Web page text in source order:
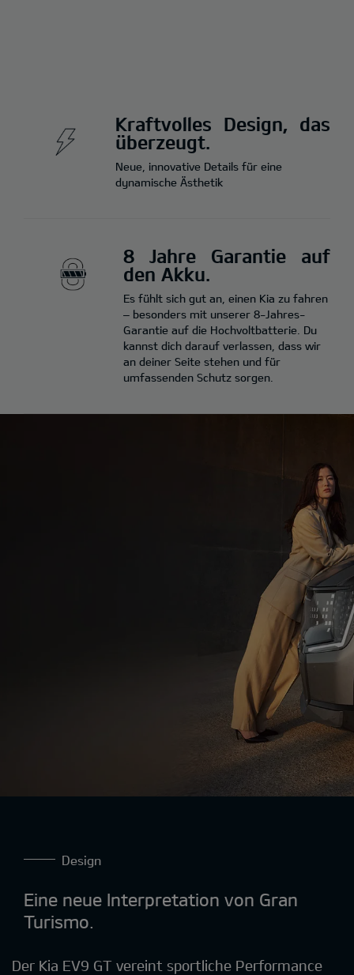
Kraftvolles Design, das
überzeugt.
Neue, innovative Details für eine
dynamische Ästhetik
8 Jahre Garantie auf
den Akku.
Es fühlt sich gut an, einen Kia zu fahren
– besonders mit unserer 8-Jahres-
Garantie auf die Hochvoltbatterie. Du
kannst dich darauf verlassen, dass wir
an deiner Seite stehen und für
umfassenden Schutz sorgen.
Design
Eine neue Interpretation von Gran
Turismo.
Der Kia EV9 GT vereint sportliche Performance